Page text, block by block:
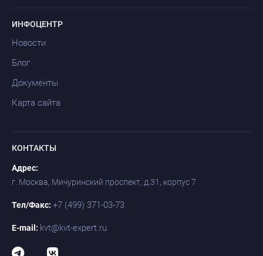
ИНФОЦЕНТР
Новости
Блог
Документы
Карта сайта
КОНТАКТЫ
Адрес:
г. Москва, Мичуринский проспект, д.31, корпус 7
Тел/Факс: +7 (499) 371-03-73
E-mail: kvt@kvt-expert.ru